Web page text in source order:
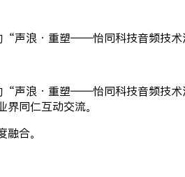
声浪·重塑——怡同科技音频技术
“声浪·重塑——怡同科技音频技
同仁互动交流。
合。